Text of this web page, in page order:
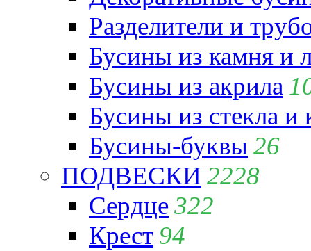
Разделители и
Бусины из камня и
Бусины из акрила
Бусины из стекла и
Бусины-буквы 26
ПОДВЕСКИ 2228
Сердце322
Крест 94